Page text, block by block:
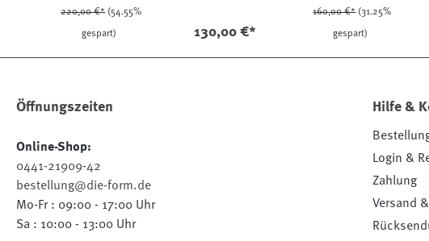
220,00 €* (54.55%
gespart) 130,00 €*
160,00 €* (31.25%
gespart)
Öffnungszeiten
Online-Shop:
0441-21909-42
bestellung@die-form.de
Mo-Fr : 09:00 - 17:00 Uhr
Sa : 10:00 - 13:00 Uhr
Hilfe &
Login &
Zahlung
Versand